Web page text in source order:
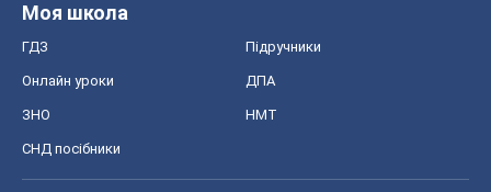
Моя школа
ГДЗ Підручники
Онлайн уроки ДПА
ЗНО НМТ
СНД посібники